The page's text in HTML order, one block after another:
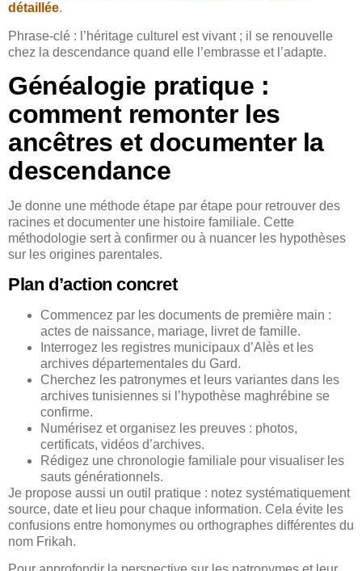
détaillée.
Phrase-clé : l’héritage culturel est vivant ; il se renouvelle
chez la descendance quand elle l’embrasse et l’adapte.
Généalogie pratique :
comment remonter les
ancêtres et documenter la
descendance
Je donne une méthode étape par étape pour retrouver des
racines et documenter une histoire familiale. Cette
méthodologie sert à confirmer ou à nuancer les hypothèses
sur les origines parentales.
Plan d’action concret
Commencez par les documents de première main :
actes de naissance, mariage, livret de famille.
Interrogez les registres municipaux d’Alès et les
archives départementales du Gard.
Cherchez les patronymes et leurs variantes dans les
archives tunisiennes si l’hypothèse maghrébine se
confirme.
Numérisez et organisez les preuves : photos,
certificats, vidéos d’archives.
Rédigez une chronologie familiale pour visualiser les
sauts générationnels.
Je propose aussi un outil pratique : notez systématiquement
source, date et lieu pour chaque information. Cela évite les
confusions entre homonymes ou orthographes différentes du
nom Frikah.